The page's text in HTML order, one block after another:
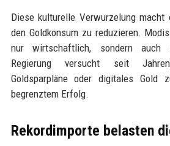
Diese kulturelle Verwurzelung
den Goldkonsum zu reduzieren.
nur wirtschaftlich, sondern auch
Regierung versucht seit
Goldsparpläne oder digitales Gold
begrenztem Erfolg.
Rekordimporte belasten